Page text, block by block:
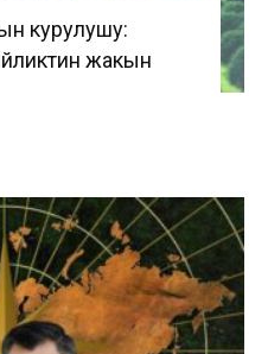
курулушу:
жакын